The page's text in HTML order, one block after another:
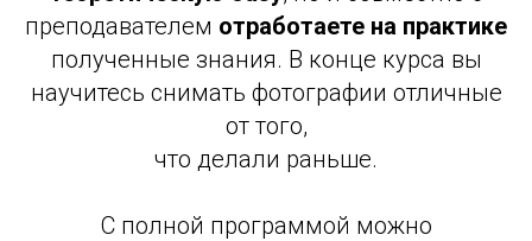
преподавателем отработаете на практике
полученные знания. В конце курса вы
научитесь снимать фотографии отличные
от того,
что делали раньше.
С полной программой можно